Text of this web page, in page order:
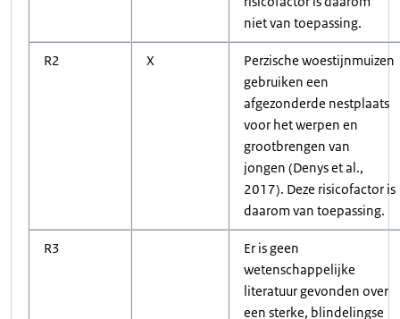
niet van toepassing.
R2 X
Perzische woestijnmuizen
gebruiken een
afgezonderde nestplaats
voor het werpen en
grootbrengen van
jongen (Denys et al.,
2017). Deze risicofactor is
daarom van toepassing.
R3
Er is geen
wetenschappelijke
literatuur gevonden over
een sterke, blindelingse